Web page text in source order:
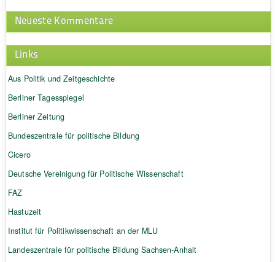
Neueste Kommentare
Links
Aus Politik und Zeitgeschichte
Berliner Tagesspiegel
Berliner Zeitung
Bundeszentrale für politische Bildung
Cicero
Deutsche Vereinigung für Politische Wissenschaft
FAZ
Hastuzeit
Institut für Politikwissenschaft an der MLU
Landeszentrale für politische Bildung Sachsen-Anhalt